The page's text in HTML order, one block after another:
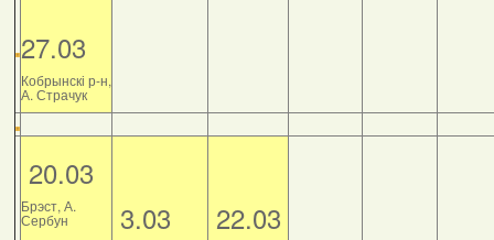
27.03
Кобрынскі р-н,
А. Страчук
20.03
Брэст, А.
Сербун 3.03 22.03